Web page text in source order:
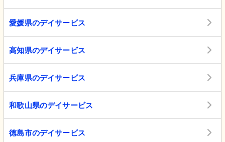
愛媛県のデイサービス
高知県のデイサービス
兵庫県のデイサービス
和歌山県のデイサービス
徳島市のデイサービス